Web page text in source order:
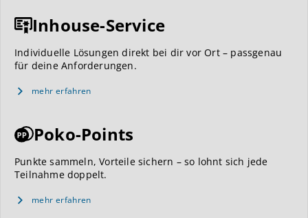
Inhouse-Service
Individuelle Lösungen direkt bei dir vor Ort – passgenau
für deine Anforderungen.
mehr erfahren
Poko-Points
Punkte sammeln, Vorteile sichern – so lohnt sich jede
Teilnahme doppelt.
mehr erfahren